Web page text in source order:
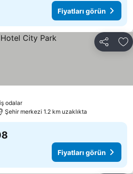
Fiyatları görün
Paylaş
odalarFiyatları görün
görün
Şehir merkezi 1.2 km uzaklıkta
Fiyatları görün